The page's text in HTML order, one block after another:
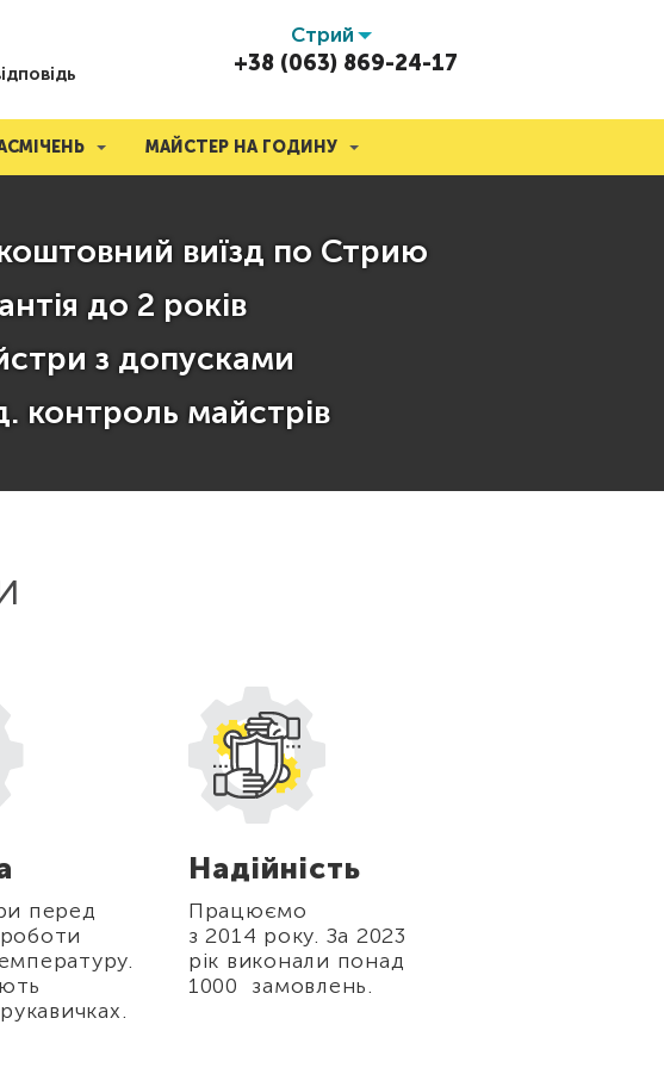
Стрий
+38 (063) 869-24-17
МАЙСТЕР НА ГОДИНУ
виїзд по Стрию
до 2 років
з допусками
контроль майстрів
перед
Надійність
Працюємо
з 2014 року. За 2023
рік виконали понад
1000 замовлень.